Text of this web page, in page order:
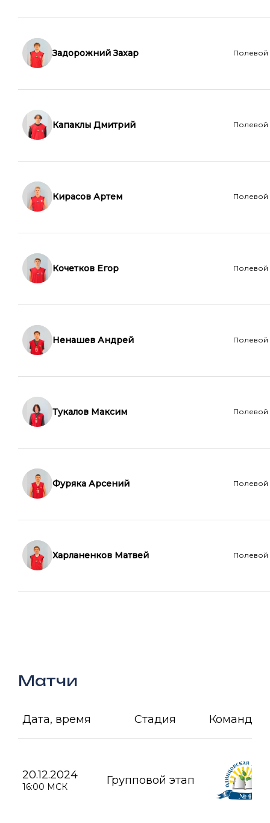
Задорожний Захар Полевой
Капаклы Дмитрий Полевой
Кирасов Артем Полевой
Кочетков Егор Полевой
Ненашев Андрей Полевой
Тукалов Максим Полевой
Фуряка Арсений Полевой
Харланенков Матвей Полевой
Матчи
Дата, время Стадия Команда А
20.12.2024
16:00 МСК Групповой этап